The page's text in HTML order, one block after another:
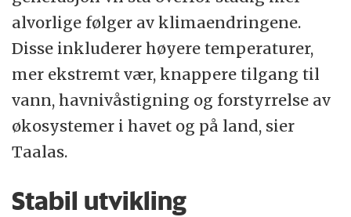
alvorlige følger av klimaendringene.
Disse inkluderer høyere temperaturer,
mer ekstremt vær, knappere tilgang til
vann, havnivåstigning og forstyrrelse av
økosystemer i havet og på land, sier
Taalas.
Stabil utvikling